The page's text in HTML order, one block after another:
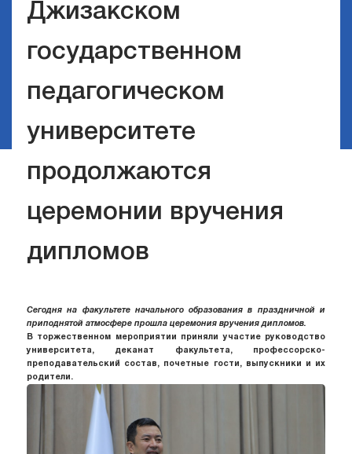
Джизакском
государственном
педагогическом
университете
продолжаются
церемонии вручения
дипломов
Сегодня на факультете начального образования в праздничной и
приподнятой атмосфере прошла церемония вручения дипломов.
В торжественном мероприятии приняли участие руководство
университета, деканат факультета, профессорско-
преподавательский состав, почетные гости, выпускники и их
родители.